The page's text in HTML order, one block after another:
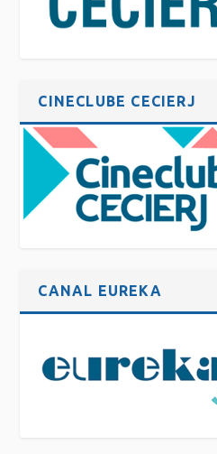
CINECLUBE CECIERJ
CANAL EUREKA